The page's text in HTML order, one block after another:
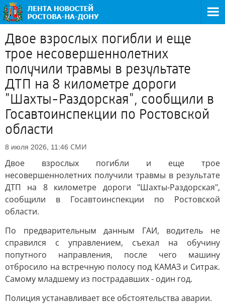
Двое взрослых погибли и еще
трое несовершеннолетних
получили травмы в результате
ДТП на 8 километре дороги
"Шахты-Раздорская", сообщили в
Госавтоинспекции по Ростовской
области
8 июля 2026, 11:46 СМИ
Двое взрослых погибли и еще трое
несовершеннолетних получили травмы в результате
ДТП на 8 километре дороги "Шахты-Раздорская",
сообщили в Госавтоинспекции по Ростовской
области.
По предварительным данным ГАИ, водитель не
справился с управлением, съехал на обучину
попутного направления, после чего машину
отбросило на встречную полосу под КАМАЗ и Ситрак.
Самому младшему из пострадавших - один год.
Полиция устанавливает все обстоятельства аварии.